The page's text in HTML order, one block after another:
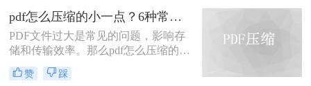
被限制为5M，否则就发送不了。若能
pdf文件怎么压缩大小，那就可轻松上
传。在今天，我们将分享两种简单的
pdf文件压缩方式。
pdf怎么压缩的小一点？6种常用方案详解！
PDF文件过大是常见的问题，影响存
储和传输效率。那么pdf怎么压缩的小
一点呢？本文将详解6种主流压缩方
案，助你快速解决文件体积过大的困
赞 踩